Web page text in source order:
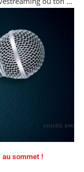
au sommet !